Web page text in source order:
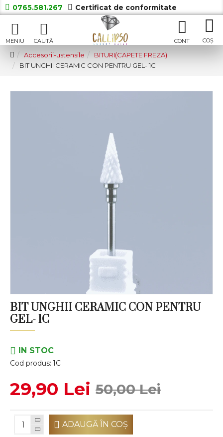
0765.581.267 Certificat de conformitate
Accesorii-ustensile
BITURI(CAPETE FREZA)
BIT UNGHII CERAMIC CON PENTRU GEL- 1C
BIT UNGHII CERAMIC CON PENTRU
GEL- 1C
IN STOC
Cod produs: 1C
29,90 Lei 50,00 Lei
ADAUGĂ ÎN COŞ